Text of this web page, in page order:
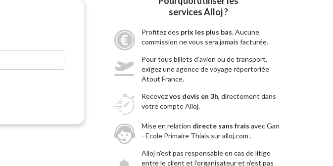
services Alloj ?
Profitez des prix les plus bas. Aucune
commission ne vous sera jamais facturée.
Pour tous billets d'avion ou de transport,
exigez une agence de voyage répertoriée
Atout France.
Recevezvos devis en 3h, directement dans
votre compte Alloj.
Mise en relation directe sans frais avec Gan
- Ecole Primaire Thiais sur alloj.com .
Alloj n'est pas responsable en cas de litige
entre le client et l’organisateur et n'est pas